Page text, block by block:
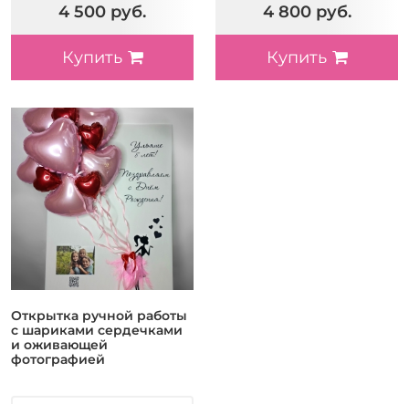
4 500 руб.
Купить
4 800 руб.
Купить
Открытка ручной работы
с шариками сердечками
и оживающей
фотографией